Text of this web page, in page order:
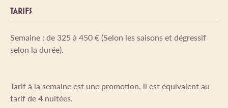
TARIFS
Semaine : de 325 à 450 € (Selon les saisons et dégressif
selon la durée).
Tarif à la semaine est une promotion, il est équivalent au
tarif de 4 nuitées.